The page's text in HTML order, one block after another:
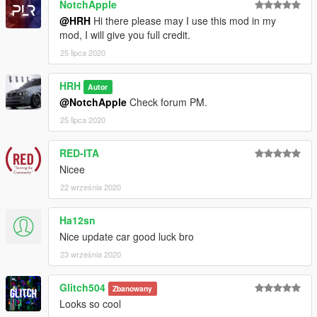
several smaller fixes.
v1.0 - Initial release.
NotchApple
@HRH Hi there please may I use this mod in my
mod, I will give you full credit.
25 lipca 2020
HRH Autor
@NotchApple Check forum PM.
25 lipca 2020
RED-ITA
Nicee
22 września 2020
Ha12sn
Nice update car good luck bro
23 września 2020
Glitch504 Zbanowany
Looks so cool